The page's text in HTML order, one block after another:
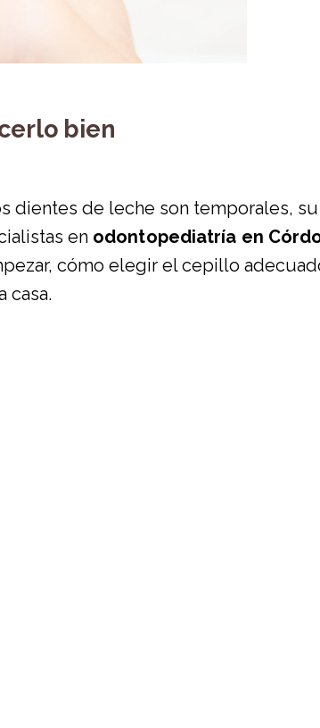
bien
dientes de leche son temporales,
en odontopediatría en
cómo elegir el cepillo
casa.